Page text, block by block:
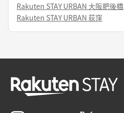
Rakuten STAY URBAN 大阪肥後橋
Rakuten STAY URBAN 荻窪